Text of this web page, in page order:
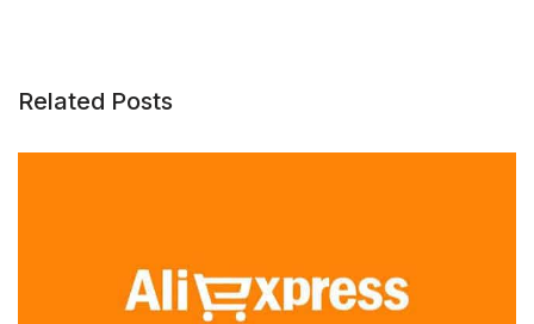
Related Posts